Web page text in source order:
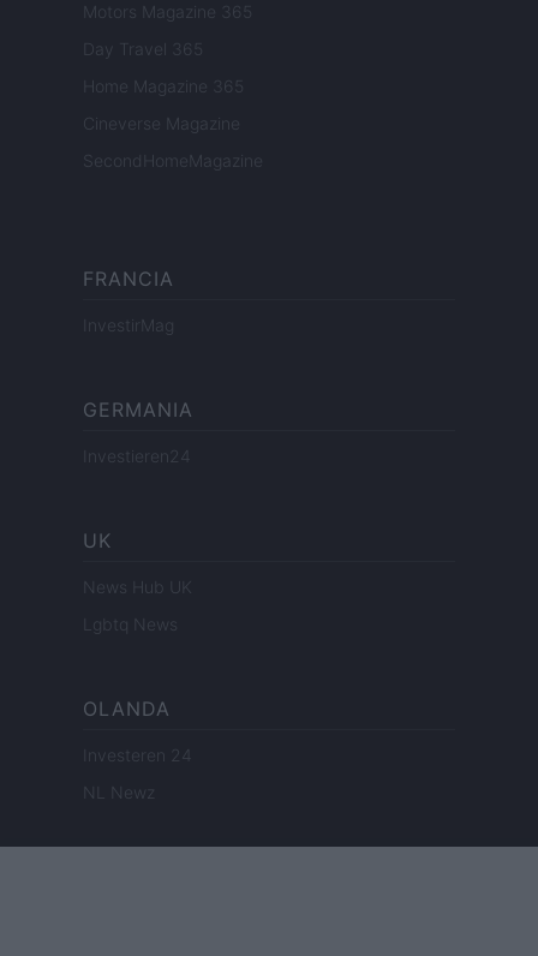
Motors Magazine 365
Day Travel 365
Home Magazine 365
Cineverse Magazine
SecondHomeMagazine
FRANCIA
InvestirMag
GERMANIA
Investieren24
UK
News Hub UK
Lgbtq News
OLANDA
Investeren 24
NL Newz